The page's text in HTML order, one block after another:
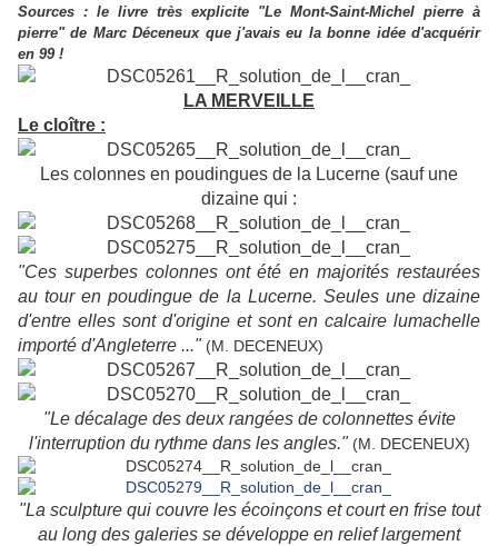
Sources : le livre très explicite "Le Mont-Saint-Michel pierre à
pierre" de Marc Déceneux que j'avais eu la bonne idée d'acquérir
en 99 !
LA MERVEILLE
Le cloître :
Les colonnes en poudingues de la Lucerne (sauf une
dizaine qui :
"Ces superbes colonnes ont été en majorités restaurées
au tour en poudingue de la Lucerne. Seules une dizaine
d'entre elles sont d'origine et sont en calcaire lumachelle
importé d'Angleterre ..." (M. DECENEUX)
"Le décalage des deux rangées de colonnettes évite
l'interruption du rythme dans les angles." (M. DECENEUX)
"La sculpture qui couvre les écoinçons et court en frise tout
au long des galeries se développe en relief largement